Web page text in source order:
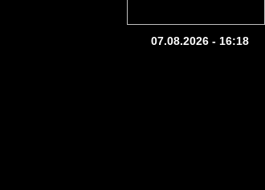
07.08.2026 - 16:18